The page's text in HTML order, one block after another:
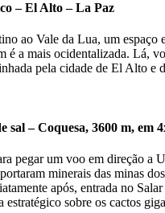
– El Alto – La Paz
ao Vale da Lua, um espaço
é a mais ocidentalizada. Lá,
pela cidade de El Alto e
sal – Coquesa, 3600 m, em
pegar um voo em direção
minerais das minas
após, entrada no
sobre os cactos